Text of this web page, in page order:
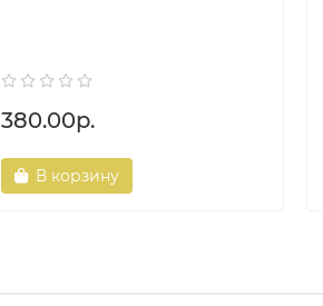
380.00р.
В корзину